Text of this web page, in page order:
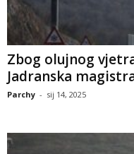
Zbog olujnog
Jadranska
Parchy - sij 14, 2025